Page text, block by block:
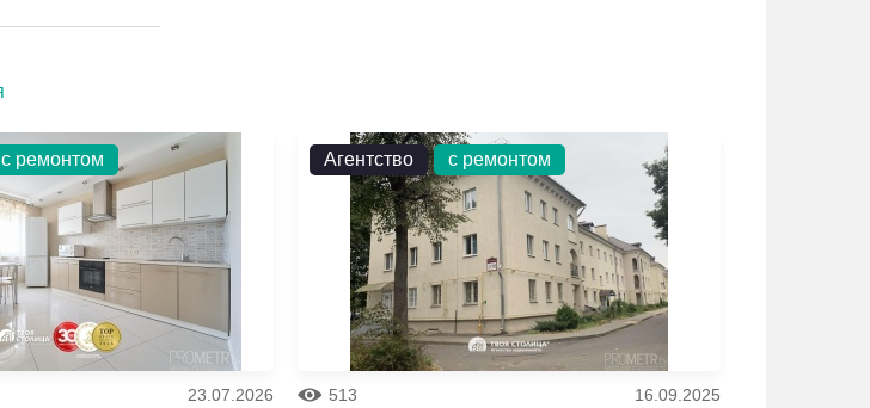
с ремонтом
23.07.2026
Агентство с ремонтом
513 16.09.2025